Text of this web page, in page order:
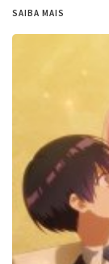
SAIBA MAIS